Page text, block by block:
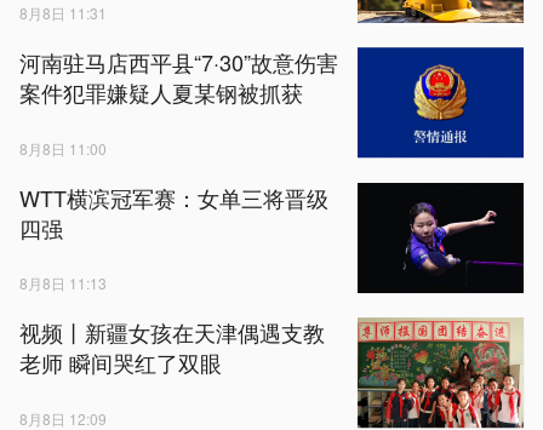
8月8日 11:31
河南驻马店西平县“7·30”故意伤害
案件犯罪嫌疑人夏某钢被抓获
8月8日 11:00
WTT横滨冠军赛：女单三将晋级
四强
8月8日 11:13
视频丨新疆女孩在天津偶遇支教
老师 瞬间哭红了双眼
8月8日 12:09